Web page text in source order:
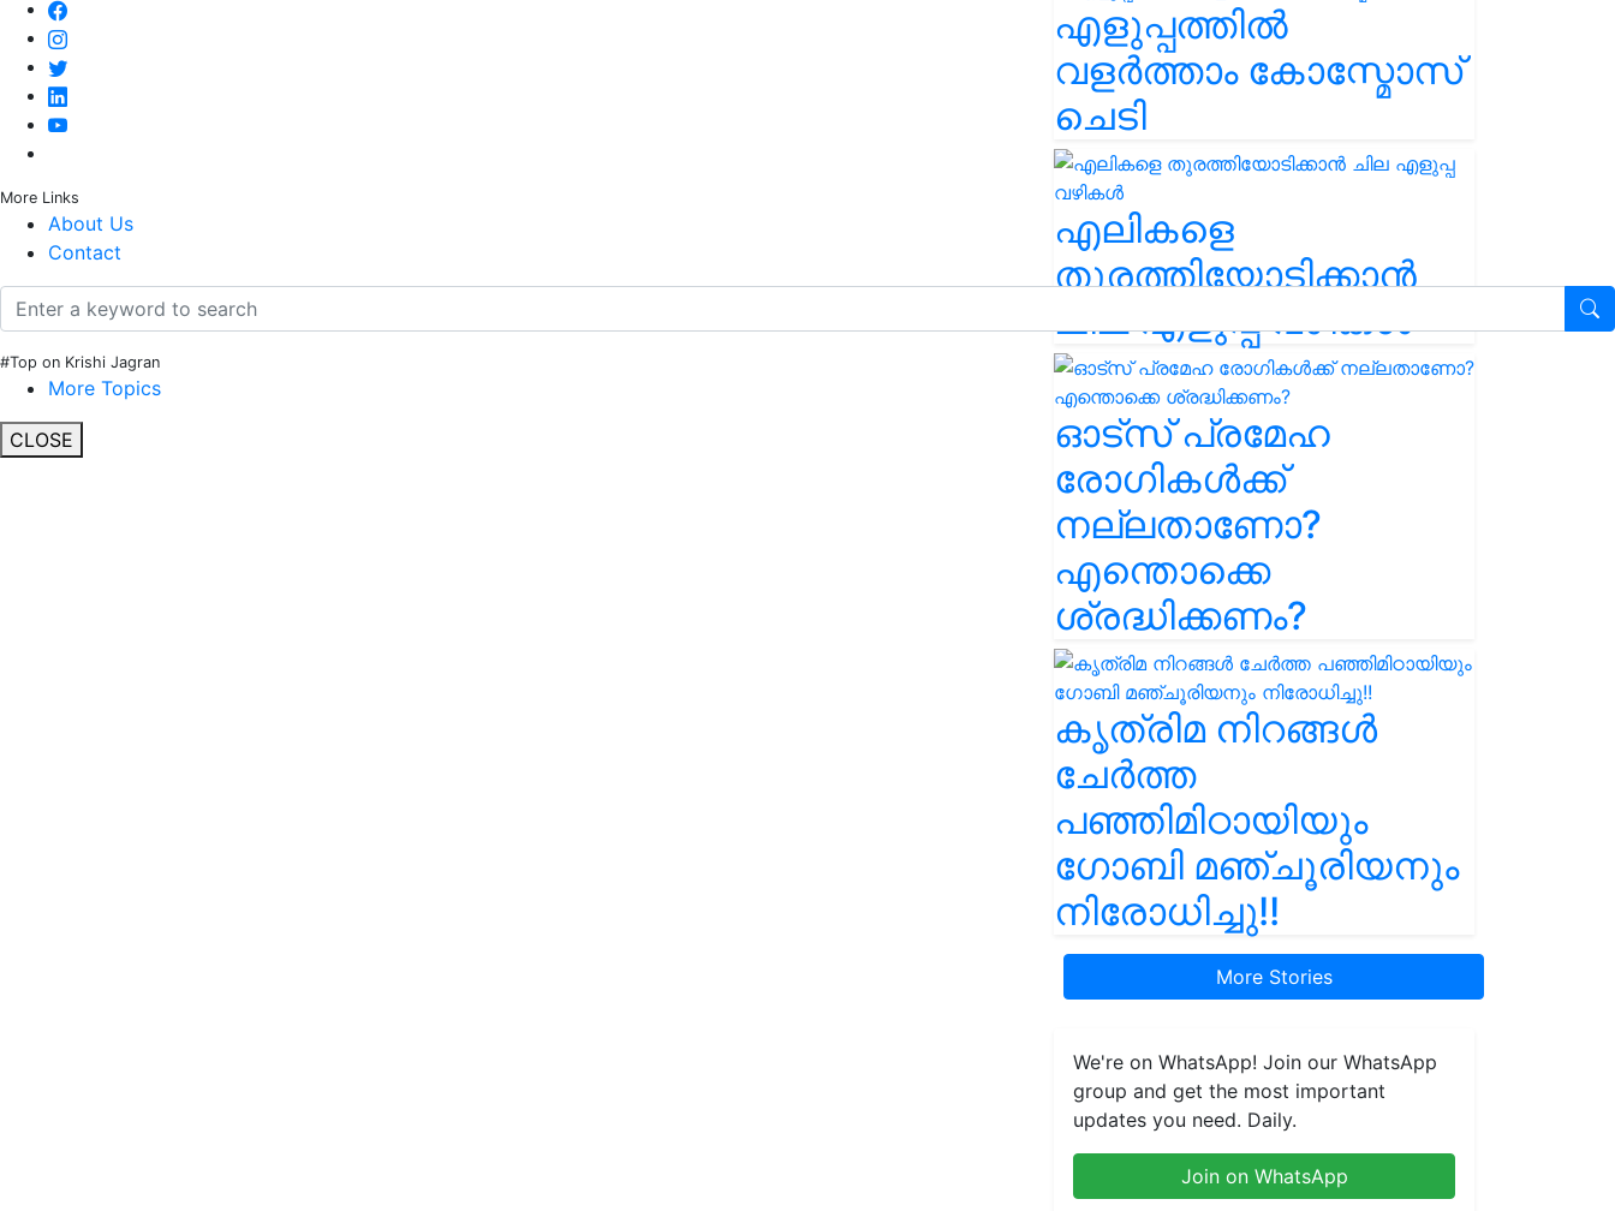
More Links
About Us
Contact
#Top on Krishi Jagran
More Topics
CLOSE
എളുപ്പത്തിൽ
വളർത്താം കോസ്മോസ്
ചെടി
എലികളെ
തുരത്തിയോടിക്കാൻ
ചില എളുപ്പ വഴികൾ
ഓട്സ് പ്രമേഹ
രോഗികൾക്ക്
നല്ലതാണോ?
എന്തൊക്കെ
ശ്രദ്ധിക്കണം?
കൃത്രിമ നിറങ്ങൾ
ചേർത്ത
പഞ്ഞിമിഠായിയും
ഗോബി മഞ്ചൂരിയനും
നിരോധിച്ചു!!
More Stories
We're on WhatsApp! Join our WhatsApp
group and get the most important
updates you need. Daily.
Join on WhatsApp